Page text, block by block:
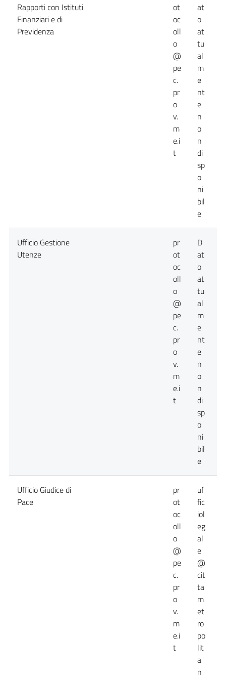
Rapporti con Istituti
Finanziari e di
Previdenza
ot
oc
oll
o
@
pe
c.
pr
o
v.
m
e.i
t
at
o
at
tu
al
m
e
nt
e
n
o
n
di
sp
o
ni
bil
e
Ufficio Gestione
Utenze
pr
ot
oc
oll
o
@
pe
c.
pr
o
v.
m
e.i
t
D
at
o
at
tu
al
m
e
nt
e
n
o
n
di
sp
o
ni
bil
e
Ufficio Giudice di
Pace
pr
ot
oc
oll
o
@
pe
c.
pr
o
v.
m
e.i
t
uf
fic
iol
eg
al
e
@
cit
ta
m
et
ro
po
lit
a
n